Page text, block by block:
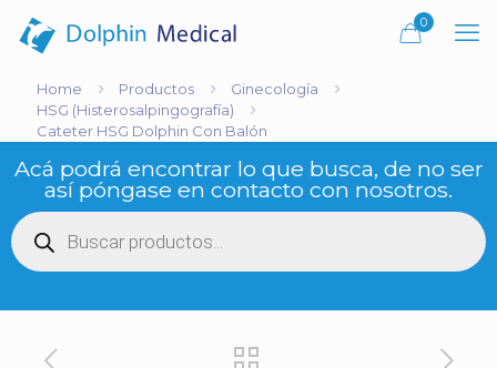
0
Home Productos
Ginecología
HSG (Histerosalpingografía)
Cateter HSG Dolphin Con Balón
Acá podrá encontrar lo que busca, de no ser
así póngase en contacto con nosotros.
Búsqueda
de
productos